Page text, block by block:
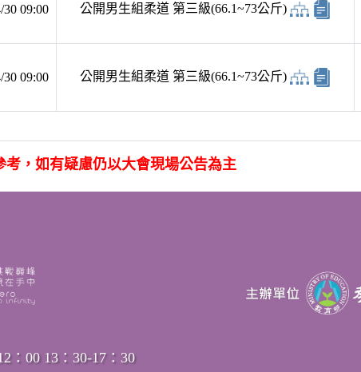
30 09:00 公開男生組柔道 第三級(66.1~73公斤)
30 09:00 公開男生組柔道 第三級(66.1~73公斤)
考，如有疑慮仍以大會現場公告為主
：00 13：30-17：30